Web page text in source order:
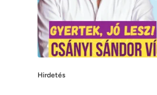
Hirdetés